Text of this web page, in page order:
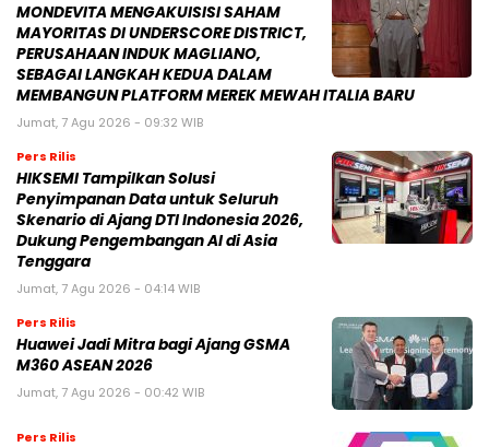
MONDEVITA MENGAKUISISI SAHAM
MAYORITAS DI UNDERSCORE DISTRICT,
PERUSAHAAN INDUK MAGLIANO,
SEBAGAI LANGKAH KEDUA DALAM
MEMBANGUN PLATFORM MEREK MEWAH ITALIA BARU
Jumat, 7 Agu 2026 - 09:32 WIB
Pers Rilis
HIKSEMI Tampilkan Solusi
Penyimpanan Data untuk Seluruh
Skenario di Ajang DTI Indonesia 2026,
Dukung Pengembangan AI di Asia
Tenggara
Jumat, 7 Agu 2026 - 04:14 WIB
Pers Rilis
Huawei Jadi Mitra bagi Ajang GSMA
M360 ASEAN 2026
Jumat, 7 Agu 2026 - 00:42 WIB
Pers Rilis